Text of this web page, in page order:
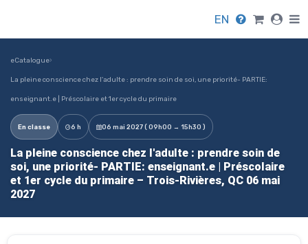
EN
eCatalogue›
La pleine conscience chez l'adulte : prendre soin de soi, une priorité- PARTIE:
enseignant.e | Préscolaire et 1er cycle du primaire
En classe 6 h 06 mai 2027 ( 09h00 → 15h30 )
La pleine conscience chez l'adulte : prendre soin de
soi, une priorité- PARTIE: enseignant.e | Préscolaire
et 1er cycle du primaire – Trois-Rivières, QC 06 mai
2027